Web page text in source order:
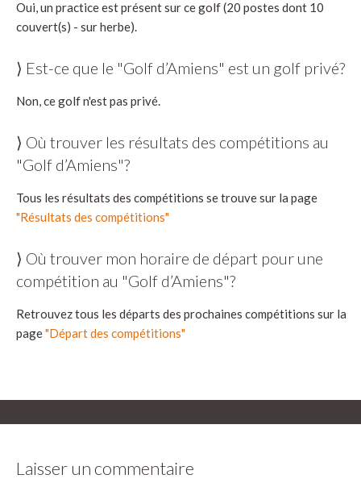
Oui, un practice est présent sur ce golf (20 postes dont 10
couvert(s) - sur herbe).
⟩ Est-ce que le "Golf d’Amiens" est un golf privé?
Non, ce golf n'est pas privé.
⟩ Où trouver les résultats des compétitions au
"Golf d’Amiens"?
Tous les résultats des compétitions se trouve sur la page
"Résultats des compétitions"
⟩ Où trouver mon horaire de départ pour une
compétition au "Golf d’Amiens"?
Retrouvez tous les départs des prochaines compétitions sur la
page"Départ des compétitions"
Laisser un commentaire